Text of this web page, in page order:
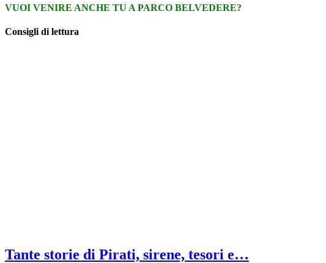
VUOI VENIRE ANCHE TU A PARCO BELVEDERE?
Consigli di lettura
Tante storie di Pirati, sirene, tesori e…